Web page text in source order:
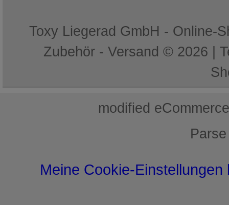
Toxy Liegerad GmbH - Online-
Zubehör - Versand © 2026 |
mod ified
Meine Cookie-